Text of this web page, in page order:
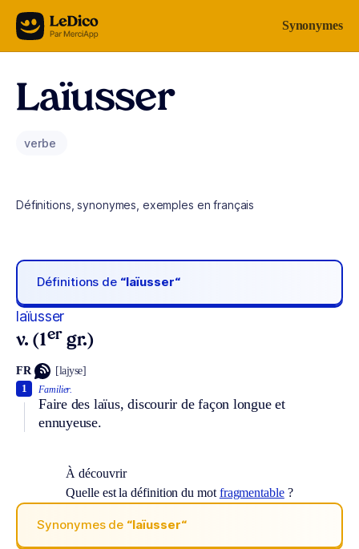
Aller au contenu Synonymes
Laïusser
verbe
Définitions, synonymes, exemples en français
Définitions de “laïusser“
laïusser
v. (1er gr.)
FR [lajyse]
Familier.
Faire des laïus, discourir de façon longue et
ennuyeuse.
1
À découvrir
Quelle est la définition du mot fragmentable?
Synonymes de “laïusser“